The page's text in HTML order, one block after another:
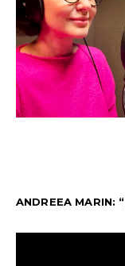
ANDREEA MARIN: